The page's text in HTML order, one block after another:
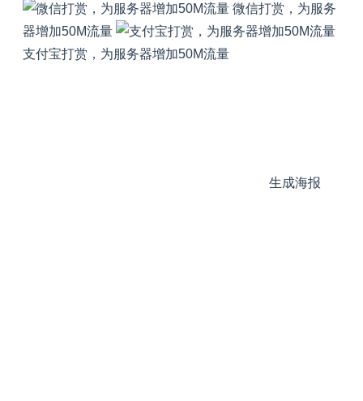
微信打赏，为服务
器增加50M流量
支付宝打赏，为服务器增加50M流量
生成海报